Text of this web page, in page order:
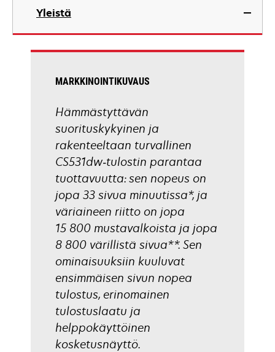
new
Yleistä
MARKKINOINTIKUVAUS
Hämmästyttävän
suorituskykyinen ja
rakenteeltaan turvallinen
CS531dw‑tulostin parantaa
tuottavuutta: sen nopeus on
jopa 33 sivua minuutissa*, ja
väriaineen riitto on jopa
15 800 mustavalkoista ja jopa
8 800 värillistä sivua**. Sen
ominaisuuksiin kuuluvat
ensimmäisen sivun nopea
tulostus, erinomainen
tulostuslaatu ja
helppokäyttöinen
kosketusnäyttö.